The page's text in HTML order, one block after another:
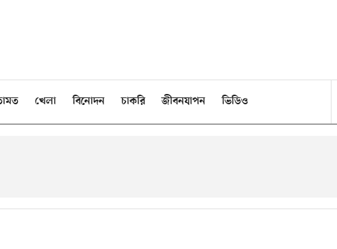
খেলা বিনোদন চাকরি জীবনযাপন ভিডিও